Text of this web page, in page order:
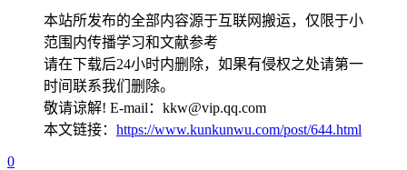
本站所发布的全部内容源于互联网搬运，仅限于小
范围内传播学习和文献参考
请在下载后24小时内删除，如果有侵权之处请第一
时间联系我们删除。
敬请谅解! E-mail：kkw@vip.qq.com
本文链接： https://www.kunkunwu.com/post/644.html
0